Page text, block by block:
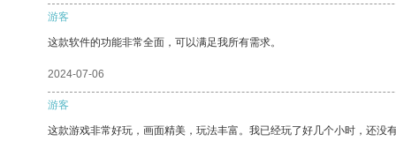
游客
这款软件的功能非常全面，可以满足我所有需求。
2024-07-06
游客
这款游戏非常好玩，画面精美，玩法丰富。我已经玩了好几个小时，还没有